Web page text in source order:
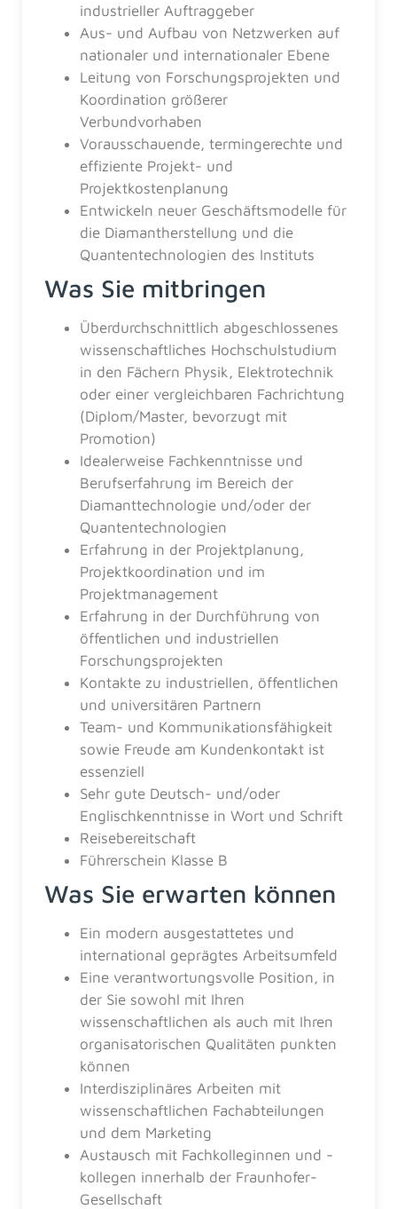
industrieller Auftraggeber
Aus- und Aufbau von Netzwerken auf
nationaler und internationaler Ebene
Leitung von Forschungsprojekten und
Koordination größerer
Verbundvorhaben
Vorausschauende, termingerechte und
effiziente Projekt- und
Projektkostenplanung
Entwickeln neuer Geschäftsmodelle für
die Diamantherstellung und die
Quantentechnologien des Instituts
Was Sie mitbringen
Überdurchschnittlich abgeschlossenes
wissenschaftliches Hochschulstudium
in den Fächern Physik, Elektrotechnik
oder einer vergleichbaren Fachrichtung
(Diplom/Master, bevorzugt mit
Promotion)
Idealerweise Fachkenntnisse und
Berufserfahrung im Bereich der
Diamanttechnologie und/oder der
Quantentechnologien
Erfahrung in der Projektplanung,
Projektkoordination und im
Projektmanagement
Erfahrung in der Durchführung von
öffentlichen und industriellen
Forschungsprojekten
Kontakte zu industriellen, öffentlichen
und universitären Partnern
Team- und Kommunikationsfähigkeit
sowie Freude am Kundenkontakt ist
essenziell
Sehr gute Deutsch- und/oder
Englischkenntnisse in Wort und Schrift
Reisebereitschaft
Führerschein Klasse B
Was Sie erwarten können
Ein modern ausgestattetes und
international geprägtes Arbeitsumfeld
Eine verantwortungsvolle Position, in
der Sie sowohl mit Ihren
wissenschaftlichen als auch mit Ihren
organisatorischen Qualitäten punkten
können
Interdisziplinäres Arbeiten mit
wissenschaftlichen Fachabteilungen
und dem Marketing
Austausch mit Fachkolleginnen und -
kollegen innerhalb der Fraunhofer-
Gesellschaft